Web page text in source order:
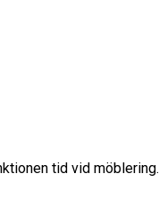
tid vid möblering.